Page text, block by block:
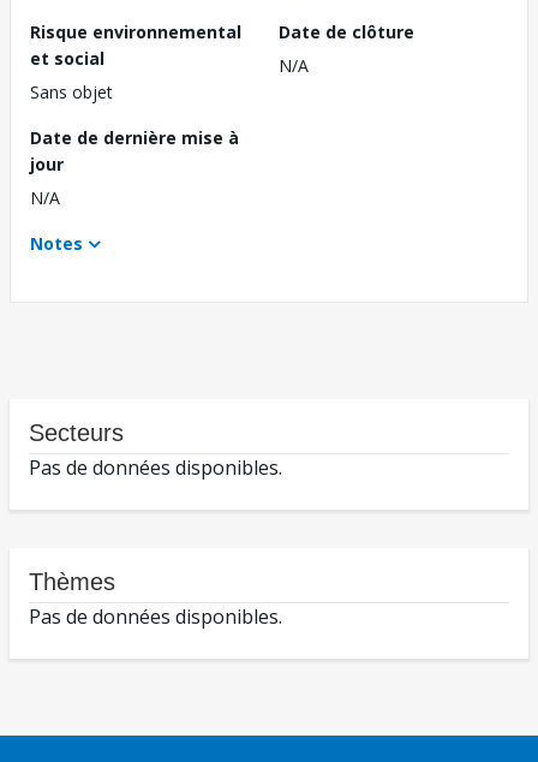
Risque environnemental
et social
Sans objet
Date de clôture
N/A
Date de dernière mise à
jour
N/A
Notes
Secteurs
Pas de données disponibles.
Thèmes
Pas de données disponibles.